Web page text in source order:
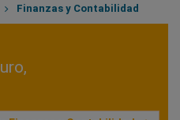
Finanzas y Contabilidad